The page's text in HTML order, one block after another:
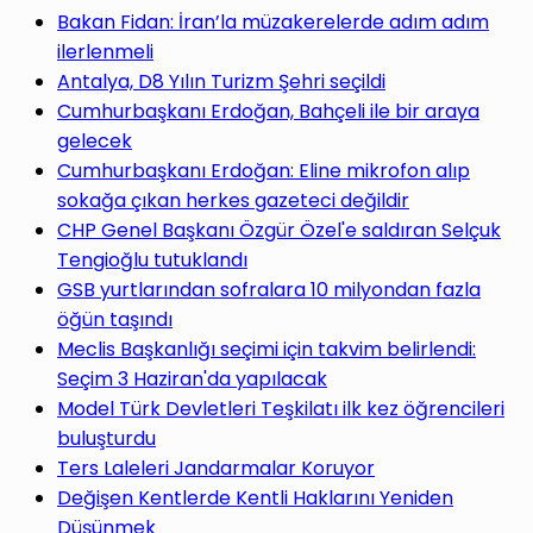
yap
...
Bakan Fidan: İran’la müzakerelerde adım adım
ilerlenmeli
Antalya, D8 Yılın Turizm Şehri seçildi
Cumhurbaşkanı Erdoğan, Bahçeli ile bir araya
gelecek
Cumhurbaşkanı Erdoğan: Eline mikrofon alıp
sokağa çıkan herkes gazeteci değildir
CHP Genel Başkanı Özgür Özel'e saldıran Selçuk
Tengioğlu tutuklandı
GSB yurtlarından sofralara 10 milyondan fazla
öğün taşındı
Meclis Başkanlığı seçimi için takvim belirlendi:
Seçim 3 Haziran'da yapılacak
Model Türk Devletleri Teşkilatı ilk kez öğrencileri
buluşturdu
Ters Laleleri Jandarmalar Koruyor
Değişen Kentlerde Kentli Haklarını Yeniden